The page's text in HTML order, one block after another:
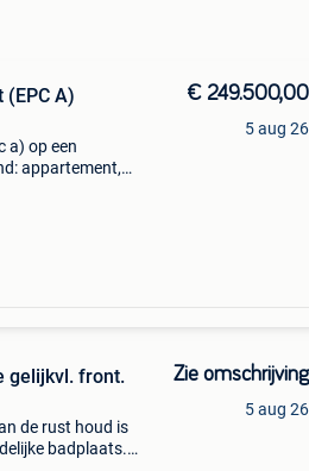
A)
a) op een
appartement,
€ 249.500,00
5 aug 26
gelijkvl. front.
de rust houd is
badplaats.
Zie omschrijving
5 aug 26